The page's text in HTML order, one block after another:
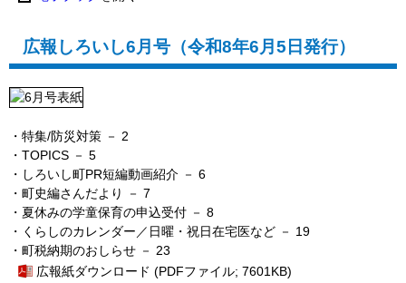
広報しろいし6月号（令和8年6月5日発行）
・特集/防災対策 － 2
・TOPICS － 5
・しろいし町PR短編動画紹介 － 6
・町史編さんだより
－ 7
・夏休みの学童保育の申込受付 － 8
・ くらしのカレンダー／日曜・祝日在宅医など － 19
・町税納期のおしらせ － 23
広報紙ダウンロード (PDFファイル; 7601KB)